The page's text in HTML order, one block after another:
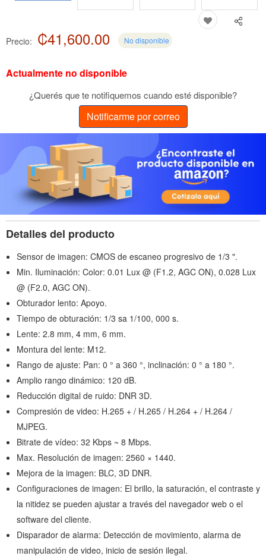
Precio: ₡41,600.00 No disponible
Actualmente no disponible
¿Querés que te notifiquemos cuando esté disponible?
Notificarme por correo
Detalles del producto
Sensor de imagen: CMOS de escaneo progresivo de 1/3 ".
Min. Iluminación: Color: 0.01 Lux @ (F1.2, AGC ON), 0.028 Lux
@ (F2.0, AGC ON).
Obturador lento: Apoyo.
Tiempo de obturación: 1/3 sa 1/100, 000 s.
Lente: 2.8 mm, 4 mm, 6 mm.
Montura del lente: M12.
Rango de ajuste: Pan: 0 ° a 360 °, inclinación: 0 ° a 180 °.
Amplio rango dinámico: 120 dB.
Reducción digital de ruido: DNR 3D.
Compresión de video: H.265 + / H.265 / H.264 + / H.264 /
MJPEG.
Bitrate de vídeo: 32 Kbps ~ 8 Mbps.
Max. Resolución de imagen: 2560 × 1440.
Mejora de la imagen: BLC, 3D DNR.
Configuraciones de imagen: El brillo, la saturación, el contraste y
la nitidez se pueden ajustar a través del navegador web o el
software del cliente.
Disparador de alarma: Detección de movimiento, alarma de
manipulación de video, inicio de sesión ilegal.